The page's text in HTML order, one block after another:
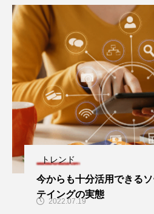
トレンド
今からも十分活用できる
テイングの実態
2022.07.19